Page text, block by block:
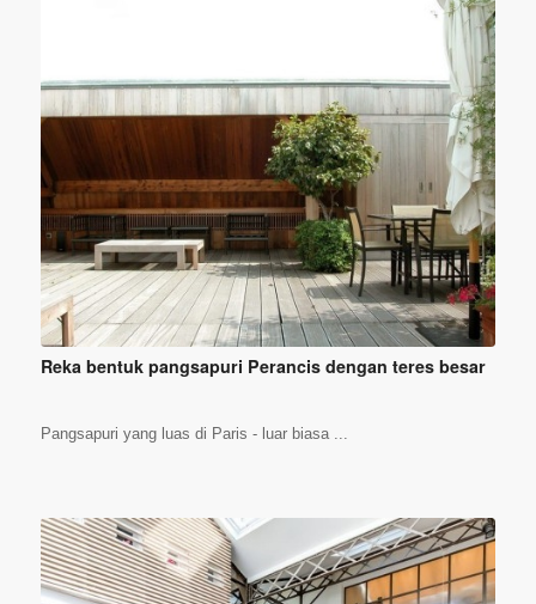
Reka bentuk pangsapuri Perancis dengan teres besar
Pangsapuri yang luas di Paris - luar biasa ...